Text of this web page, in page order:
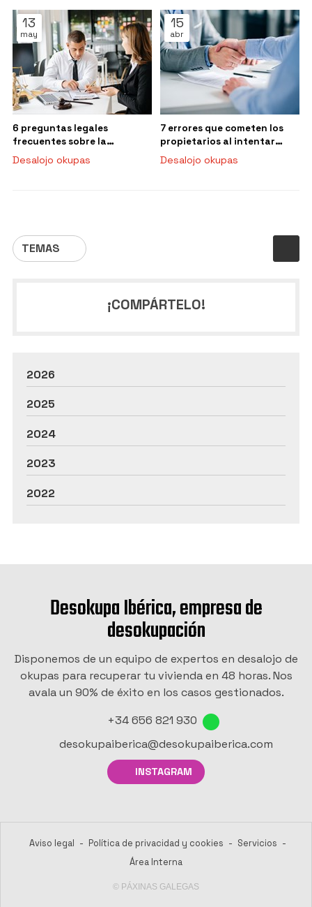
TEMAS
13
may
6 preguntas legales
frecuentes sobre la
ocupación ilegal
Desalojo okupas
15
abr
7 errores que cometen los
propietarios al intentar
desalojar a un okupa por su
cuenta
Desalojo okupas
¡COMPÁRTELO!
2026
2025
2024
2023
2022
Desokupa Ibérica, empresa de
desokupación
Disponemos de un equipo de expertos en desalojo de
okupas para recuperar tu vivienda en 48 horas. Nos
avala un 90% de éxito en los casos gestionados.
+34 656 821 930
desokupaiberica@desokupaiberica.com
INSTAGRAM
Aviso legal - Política de privacidad y cookies - Servicios -
Área Interna
© PÁXINAS GALEGAS